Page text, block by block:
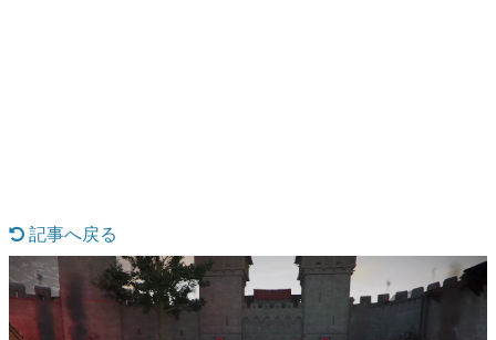
なんでゲームは面白い？
ゲーム開発者・hamatsu氏がゲームの魅力を画面や操作の
具体的な形から解き明かしていく、硬派で骨太な評論連載
です。
記事へ戻る